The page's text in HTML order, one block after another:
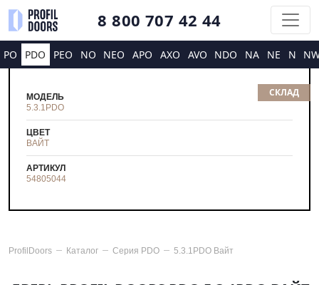
8 800 707 42 44
PO PDO PEO NO NEO APO AXO AVO NDO NA NE N
СКЛАД
МОДЕЛЬ
5.3.1PDO
ЦВЕТ
ВАЙТ
АРТИКУЛ
54805044
ProfilDoors Каталог Серия PDO 5.3.1PDO Вайт